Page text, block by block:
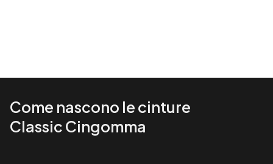
Come nascono le cinture
Classic Cingomma